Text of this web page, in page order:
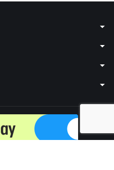
arrow_drop_down
arrow_drop_down
arrow_drop_down
arrow_drop_down